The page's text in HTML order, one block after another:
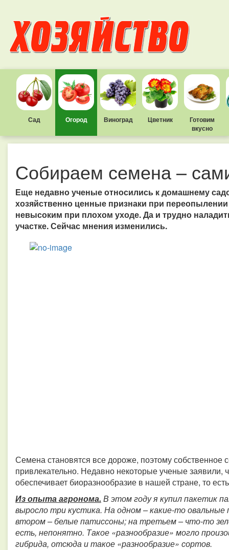
Сад Огород Виноград Цветник
Готовим
вкусно
Собираем семена –
Еще недавно ученые относились к домашнему
хозяйственно ценные признаки при
невысоким при плохом уходе. Да и трудно
участке. Сейчас мнения изменились.
Семена становятся все дороже, поэтому собственное
привлекательно. Недавно некоторые ученые заявили,
обеспечивает биоразнообразие в нашей стране, то
Из опыта агронома. В этом году я купил пакетик
выросло три кустика. На одном – какие-то
втором – белые патиссоны; на третьем – что-то
есть, непонятно. Такое «разнообразие» могло
гибрида, отсюда и такое «разнообразие» сортов.